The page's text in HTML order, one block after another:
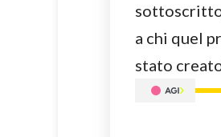
a chi quel
stato